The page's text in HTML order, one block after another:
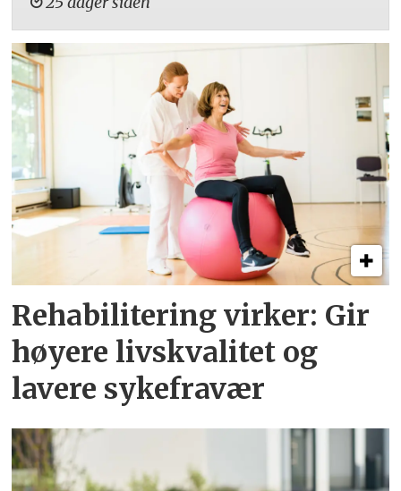
Rehabilitering virker: Gir
høyere livskvalitet og
lavere sykefravær